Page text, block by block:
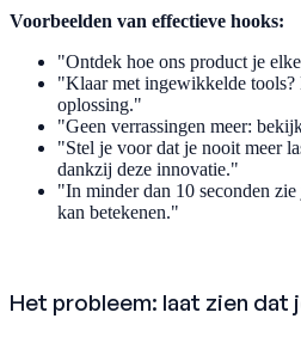
Voorbeelden van effectieve hooks:
"Ontdek hoe ons product je
"Klaar met ingewikkelde tools?
oplossing."
"Geen verrassingen meer:
"Stel je voor dat je nooit meer
dankzij deze innovatie."
"In minder dan 10 seconden
kan betekenen."
Het probleem: laat zien dat